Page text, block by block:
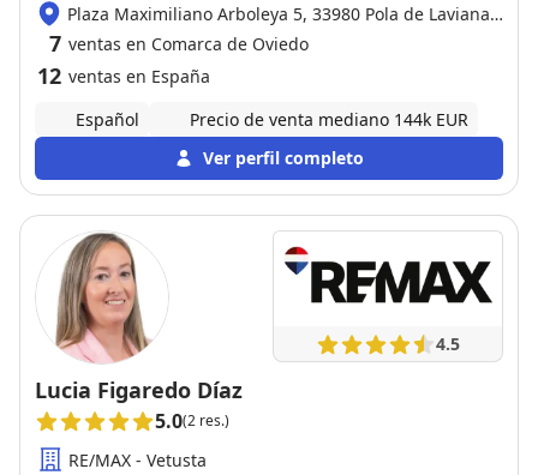
Plaza Maximiliano Arboleya 5, 33980 Pola de Laviana /
Oviedo
7 ventas en Comarca de Oviedo
12 ventas en España
Español
Precio de venta mediano 144k EUR
Ver perfil completo
4.5
Lucia Figaredo Díaz
5.0(2 res.)
RE/MAX - Vetusta